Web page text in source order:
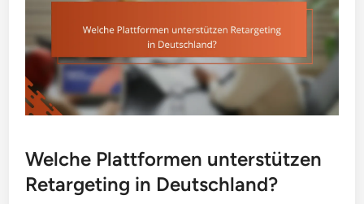
Welche Plattformen unterstützen
Retargeting in Deutschland?